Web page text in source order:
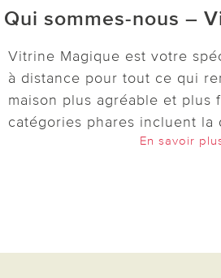
Qui sommes-nous –
Vitrine Magique est votre
à distance pour tout ce qui
maison plus agréable et plus
catégories phares incluent la
jardin, l’entretien, la cuisine,
outils pour le micro-ondes et
En savoir